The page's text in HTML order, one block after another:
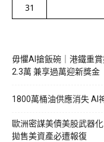
31
毋懼AI搶飯碗｜港鐵重
2.3萬 兼享過萬迎新獎金
1800萬桶油供應消失 AI
歐洲密謀美債美股武器
拋售美資產必遭報復